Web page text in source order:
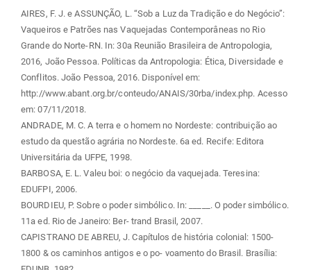
AIRES, F. J. e ASSUNÇÃO, L. “Sob a Luz da Tradição e do Negócio”:
Vaqueiros e Patrões nas Vaquejadas Contemporâneas no Rio
Grande do Norte-RN. In: 30a Reunião Brasileira de Antropologia,
2016, João Pessoa. Políticas da Antropologia: Ética, Diversidade e
Conflitos. João Pessoa, 2016. Disponível em:
http://www.abant.org.br/conteudo/ANAIS/30rba/index.php. Acesso
em: 07/11/2018.
ANDRADE, M. C. A terra e o homem no Nordeste: contribuição ao
estudo da questão agrária no Nordeste. 6a ed. Recife: Editora
Universitária da UFPE, 1998.
BARBOSA, E. L. Valeu boi: o negócio da vaquejada. Teresina:
EDUFPI, 2006.
BOURDIEU, P. Sobre o poder simbólico. In: _____. O poder simbólico.
11a ed. Rio de Janeiro: Ber- trand Brasil, 2007.
CAPISTRANO DE ABREU, J. Capítulos de história colonial: 1500-
1800 & os caminhos antigos e o po- voamento do Brasil. Brasília: